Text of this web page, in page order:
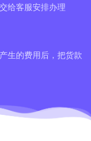
给客服安排办理
生的费用后，把货款